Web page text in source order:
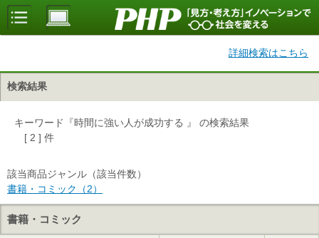
詳細検索はこちら
検索結果
キーワード『時間に強い人が成功する 』 の検索結果
[ 2 ] 件
該当商品ジャンル（該当件数）
書籍・コミック（2）
書籍・コミック